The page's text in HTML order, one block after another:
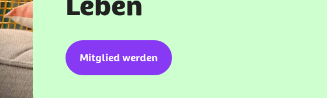
Mitglied werden